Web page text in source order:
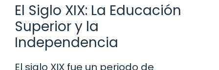
El Siglo XIX: La Educación
Superior y la
Independencia
El siglo XIX fue un periodo de